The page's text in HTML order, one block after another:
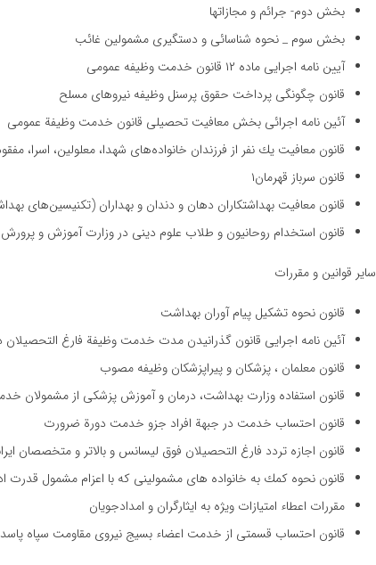
بخش دوم- جرائم و مجازاتها
بخش سوم _ نحوه شناسائی و دستگیری مشمولین غائب
آیین نامه اجرایی ماده ۱۲ قانون خدمت وظیفه عمومی
قانون چگونگی پرداخت حقوق پرسنل وظیفه نیروهای مسلح
آئین نامه اجرائی بخش معافیت تحصیلی قانون خدمت وظیفة عمومی
قانون معافیت یك نفر از فرزندان خانواده‌های شهدا، معلولین، اسرا،
قانون سرباز قهرمان۱
قانون معافیت بهداشتكاران دهان و دندان و بهداران (تكنیسین‌های
قانون استخدام روحانیون و طلاب علوم دینی در وزارت آموزش و پرورش
سایر قوانین و مقررات
قانون نحوه تشكیل پیام آوران بهداشت
آئین نامه اجرایی قانون گذرانیدن مدت خدمت وظیفة فارغ
قانون معلمان ، پزشكان و پیراپزشكان وظیفه مصوب
قانون استفاده وزارت بهداشت، درمان و آموزش پزشكی از مشمولان
قانون احتساب خدمت در جبهة افراد جزو خدمت دورة ضرورت
قانون اجازه تردد فارغ التحصیلان فوق لیسانس و بالاتر و
قانون نحوه كمك به خانواده های مشمولینی كه با اعزام مشمول
مقررات اعطاء امتیازات ویژه به ایثارگران و امدادجویان
قانون احتساب قسمتی از خدمت اعضاء بسیج نیروی مقاومت سپاه